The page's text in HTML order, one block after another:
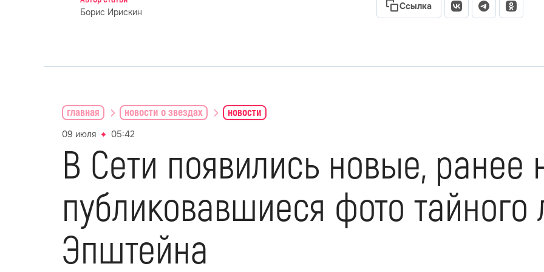
Борис Ирискин
Ссылка
главная новости о звездах новости
09 июля 05:42
В Сети появились новые, ранее
публиковавшиеся фото тайного
Эпштейна